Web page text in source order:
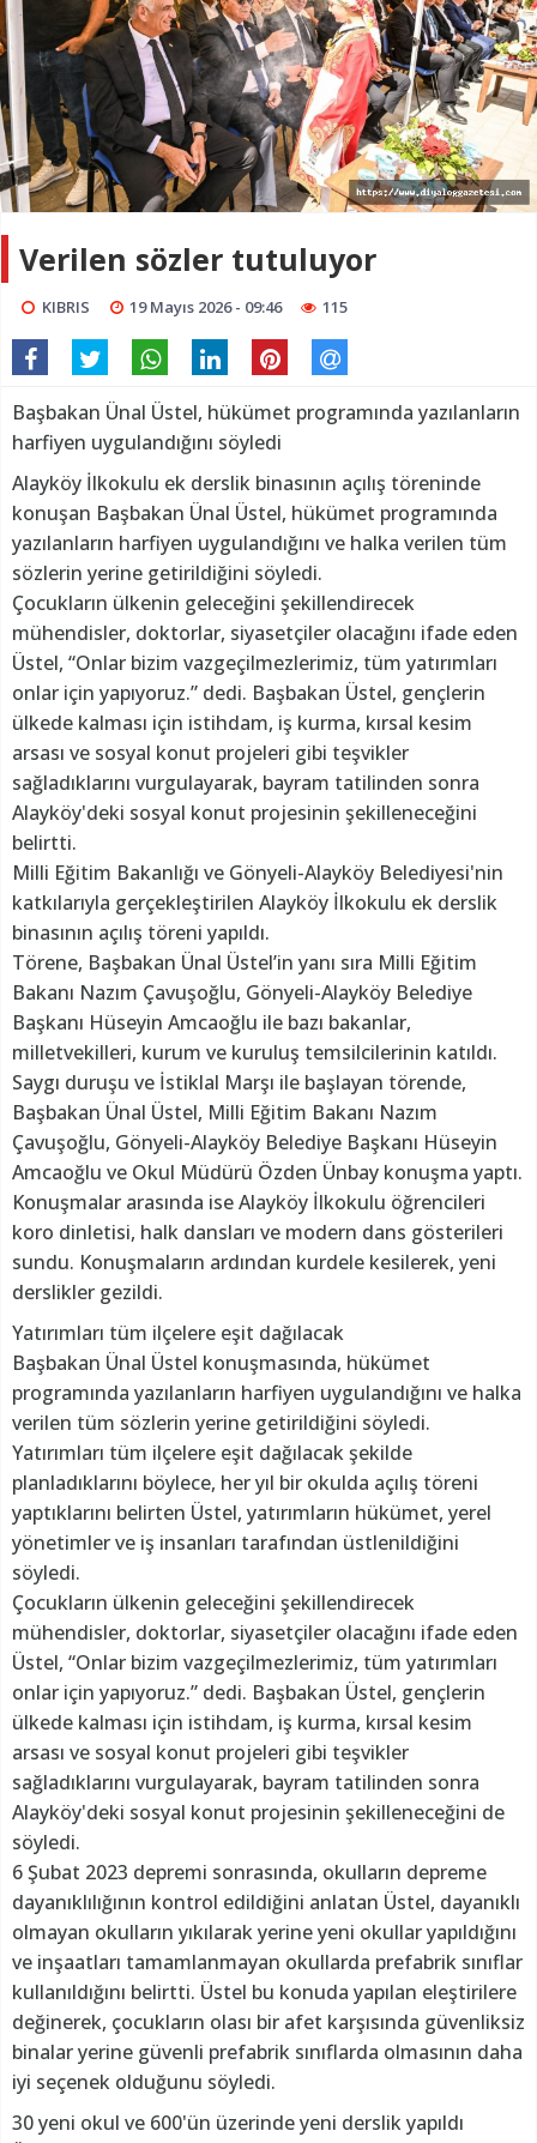
Verilen sözler tutuluyor
KIBRIS 19 Mayıs 2026 - 09:46 115
Başbakan Ünal Üstel, hükümet programında yazılanların
harfiyen uygulandığını söyledi
Alayköy İlkokulu ek derslik binasının açılış töreninde
konuşan Başbakan Ünal Üstel, hükümet programında
yazılanların harfiyen uygulandığını ve halka verilen tüm
sözlerin yerine getirildiğini söyledi.
Çocukların ülkenin geleceğini şekillendirecek
mühendisler, doktorlar, siyasetçiler olacağını ifade eden
Üstel, “Onlar bizim vazgeçilmezlerimiz, tüm yatırımları
onlar için yapıyoruz.” dedi. Başbakan Üstel, gençlerin
ülkede kalması için istihdam, iş kurma, kırsal kesim
arsası ve sosyal konut projeleri gibi teşvikler
sağladıklarını vurgulayarak, bayram tatilinden sonra
Alayköy'deki sosyal konut projesinin şekilleneceğini
belirtti.
Milli Eğitim Bakanlığı ve Gönyeli-Alayköy Belediyesi'nin
katkılarıyla gerçekleştirilen Alayköy İlkokulu ek derslik
binasının açılış töreni yapıldı.
Törene, Başbakan Ünal Üstel’in yanı sıra Milli Eğitim
Bakanı Nazım Çavuşoğlu, Gönyeli-Alayköy Belediye
Başkanı Hüseyin Amcaoğlu ile bazı bakanlar,
milletvekilleri, kurum ve kuruluş temsilcilerinin katıldı.
Saygı duruşu ve İstiklal Marşı ile başlayan törende,
Başbakan Ünal Üstel, Milli Eğitim Bakanı Nazım
Çavuşoğlu, Gönyeli-Alayköy Belediye Başkanı Hüseyin
Amcaoğlu ve Okul Müdürü Özden Ünbay konuşma yaptı.
Konuşmalar arasında ise Alayköy İlkokulu öğrencileri
koro dinletisi, halk dansları ve modern dans gösterileri
sundu. Konuşmaların ardından kurdele kesilerek, yeni
derslikler gezildi.
Yatırımları tüm ilçelere eşit dağılacak
Başbakan Ünal Üstel konuşmasında, hükümet
programında yazılanların harfiyen uygulandığını ve halka
verilen tüm sözlerin yerine getirildiğini söyledi.
Yatırımları tüm ilçelere eşit dağılacak şekilde
planladıklarını böylece, her yıl bir okulda açılış töreni
yaptıklarını belirten Üstel, yatırımların hükümet, yerel
yönetimler ve iş insanları tarafından üstlenildiğini
söyledi.
Çocukların ülkenin geleceğini şekillendirecek
mühendisler, doktorlar, siyasetçiler olacağını ifade eden
Üstel, “Onlar bizim vazgeçilmezlerimiz, tüm yatırımları
onlar için yapıyoruz.” dedi. Başbakan Üstel, gençlerin
ülkede kalması için istihdam, iş kurma, kırsal kesim
arsası ve sosyal konut projeleri gibi teşvikler
sağladıklarını vurgulayarak, bayram tatilinden sonra
Alayköy'deki sosyal konut projesinin şekilleneceğini de
söyledi.
6 Şubat 2023 depremi sonrasında, okulların depreme
dayanıklılığının kontrol edildiğini anlatan Üstel, dayanıklı
olmayan okulların yıkılarak yerine yeni okullar yapıldığını
ve inşaatları tamamlanmayan okullarda prefabrik sınıflar
kullanıldığını belirtti. Üstel bu konuda yapılan eleştirilere
değinerek, çocukların olası bir afet karşısında güvenliksiz
binalar yerine güvenli prefabrik sınıflarda olmasının daha
iyi seçenek olduğunu söyledi.
30 yeni okul ve 600'ün üzerinde yeni derslik yapıldı